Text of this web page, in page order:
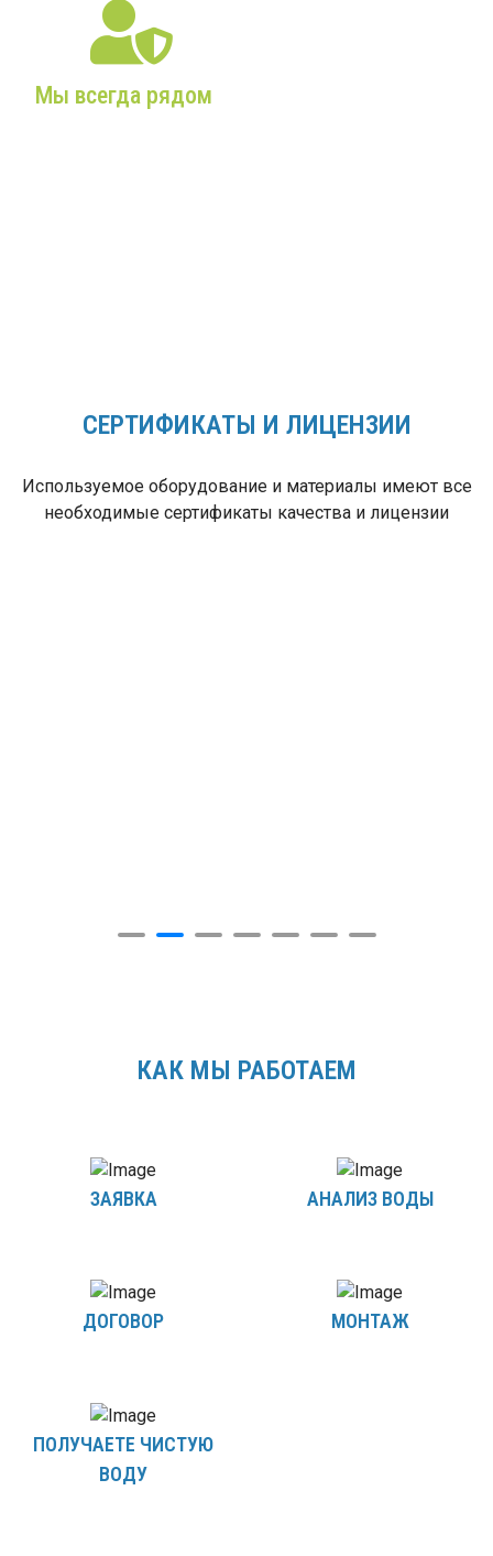
Мы всегда рядом
СЕРТИФИКАТЫ И ЛИЦЕНЗИИ
Используемое оборудование и материалы имеют все
необходимые сертификаты качества и лицензии
КАК МЫ РАБОТАЕМ
ЗАЯВКА АНАЛИЗ ВОДЫ
ДОГОВОР МОНТАЖ
ПОЛУЧАЕТЕ ЧИСТУЮ
ВОДУ